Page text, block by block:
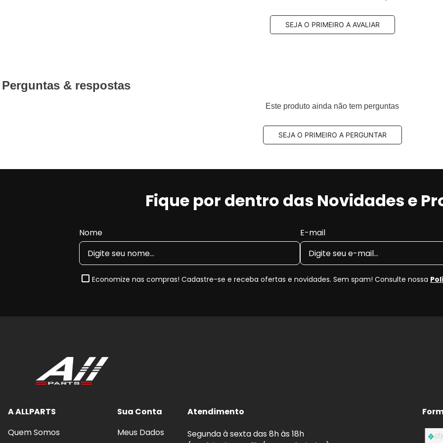
Pastilha de Freio Cerâmica Bosch QuietCast
integra a linhapremium da Bosch
, desenvolvida para o
generalista que atua com diversas marcas e modelos, elevando a tecnologia das pastilhas de freio de
desempenho, conforto e durabilidade.
material de fricção avançado, específico por plataforma e livre de cobre, aliado aoscalços de
significativa de ruídos e vibrações, além debaixa emissão de poeira, mantendo rodas e discos mais
Principais características da pastilha de freio cerâmica QuietCast
Material de atrito avançado e sem cobre, desenvolvido especificamente para cada aplicação.
Ruído e vibração minimizados
, proporcionando máximo conforto de condução.
Baixo desgaste da pastilha e do disco, aumentando a vida útil do sistema de freio.
Baixa emissão de poeira, contribuindo para rodas mais limpas.
Quando e Por que substituir a Pastilha Dianteira Quietcast?
O desgaste natural das pastilhas reduz a capacidade de frenagem e pode causar ruídos, superaquecimento e
melhora a dirigibilidade do seu Chevrolet Equinox.
SEJA O PRIMEIRO A AVALIAR
Perguntas & respostas
Este produto ainda não tem perguntas
SEJA O PRIMEIRO A PERGUNTAR
Fique por dentro das Novidades e
Nome
E-mail
Economize nas compras! Cadastre-se e receba ofertas e novidades. Sem spam! Consulte nossa
A ALLPARTS
Quem Somos
Sua Conta
Meus Dados
Atendimento
Segunda à sexta das 8h às 18h